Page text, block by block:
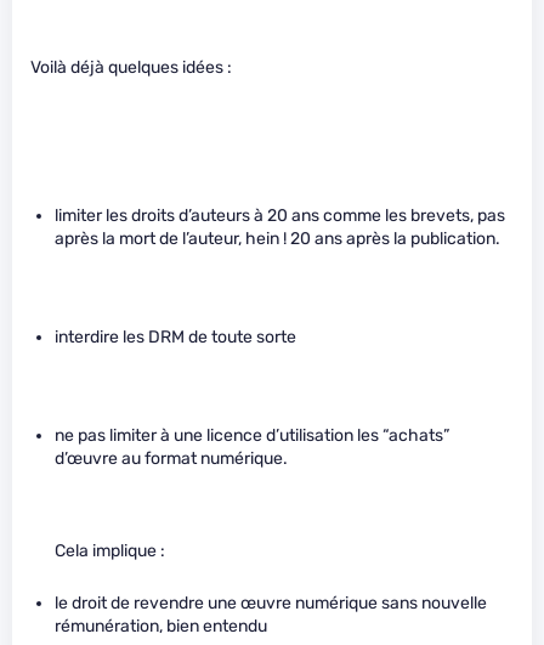
Voilà déjà quelques idées :
limiter les droits d’auteurs à 20 ans comme les brevets, pas
après la mort de l’auteur, hein ! 20 ans après la publication.
interdire les DRM de toute sorte
ne pas limiter à une licence d’utilisation les “achats”
d’œuvre au format numérique.
Cela implique :
le droit de revendre une œuvre numérique sans nouvelle
rémunération, bien entendu